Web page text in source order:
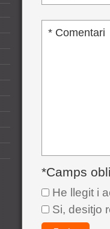
*Camps
He llegit i
Si, desitjo